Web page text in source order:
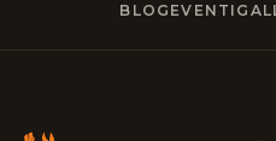
BLOG EVENTI